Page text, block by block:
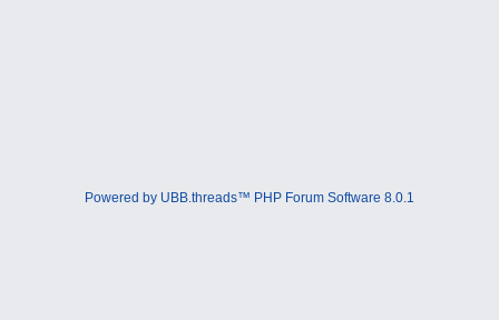
Powered by UBB.threads™ PHP Forum Software 8.0.1